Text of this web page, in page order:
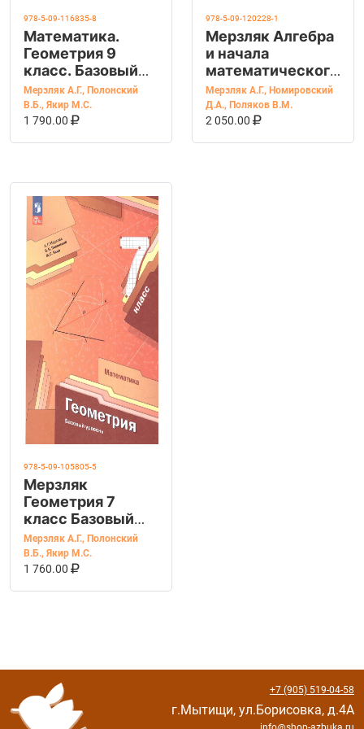
978-5-09-116835-8
Математика.
Геометрия 9
класс. Базовый
уровень. Учебное
пособие. УМК
Мерзляка А.Г.
ФГОС
Мерзляк А.Г., Полонский
В.Б., Якир М.С.
1 790.00
В КОРЗИНУ
978-5-09-120228-1
Мерзляк Алгебра
и начала
математического
анализа 10 класс.
Учебник.
Углубленное
изучение
Мерзляк А.Г., Номировский
Д.А., Поляков В.М.
2 050.00
В КОРЗИНУ
978-5-09-105805-5
Мерзляк
Геометрия 7
класс Базовый
уровень. Учебное
пособие (Просв.)
Мерзляк А.Г., Полонский
В.Б., Якир М.С.
1 760.00
В КОРЗИНУ
+7 (905) 519-04-58
г.Мытищи, ул.Борисовка, д.4А